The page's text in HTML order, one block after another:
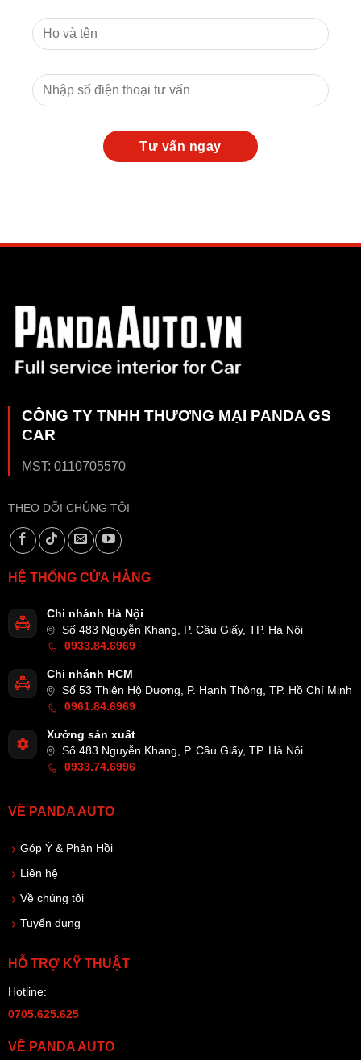
CÔNG TY TNHH THƯƠNG MẠI PANDA GS
CAR
MST: 0110705570
THEO DÕI CHÚNG TÔI
HỆ THỐNG CỬA HÀNG
Chi nhánh Hà Nội
Số 483 Nguyễn Khang, P. Cầu Giấy, TP. Hà Nội
0933.84.6969
Chi nhánh HCM
Số 53 Thiên Hộ Dương, P. Hạnh Thông, TP. Hồ Chí Minh
0961.84.6969
Xưởng sản xuất
Số 483 Nguyễn Khang, P. Cầu Giấy, TP. Hà Nội
0933.74.6996
VỀ PANDA AUTO
Góp Ý & Phản Hồi
Liên hệ
Về chúng tôi
Tuyển dụng
HỖ TRỢ KỸ THUẬT
Hotline:
0705.625.625
VỀ PANDA AUTO